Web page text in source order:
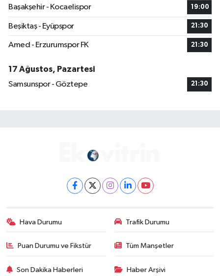
Başakşehir - Kocaelispor
19:00
Beşiktaş - Eyüpspor 21:30
Amed - Erzurumspor FK 21:30
17 Ağustos, Pazartesi
Samsunspor - Göztepe
21:30
Hava Durumu Trafik Durumu
Puan Durumu ve Fikstür Tüm Manşetler
Son Dakika Haberleri Haber Arşivi